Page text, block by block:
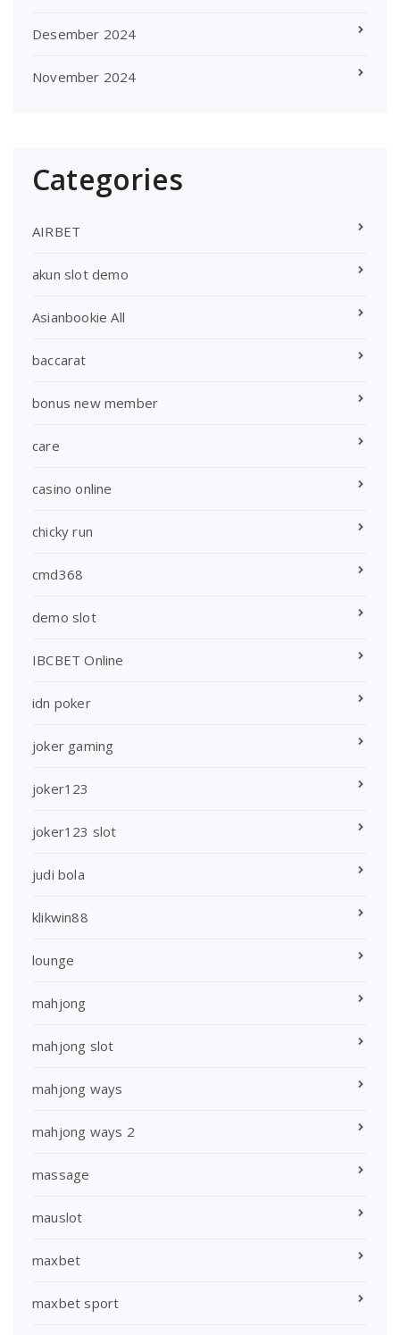
Desember 2024
November 2024
Categories
AIRBET
akun slot demo
Asianbookie All
baccarat
bonus new member
care
casino online
chicky run
cmd368
demo slot
IBCBET Online
idn poker
joker gaming
joker123
joker123 slot
judi bola
klikwin88
lounge
mahjong
mahjong slot
mahjong ways
mahjong ways 2
massage
mauslot
maxbet
maxbet sport